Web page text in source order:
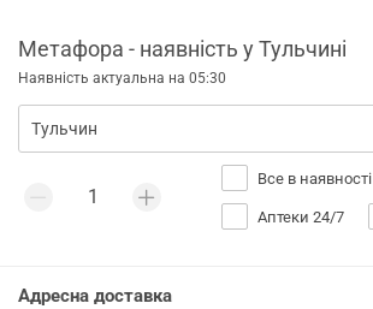
Метафора - наявність у Тульчині
Наявність актуальна на 05:30
Все в наявності
Аптеки 24/7
Адресна доставка